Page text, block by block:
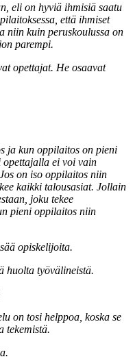
eli on hyviä ihmisiä saatu
että ihmiset
niin kuin peruskoulussa on
parempi.
opettajat. He osaavat
ja kun oppilaitos on pieni
opettajalla ei voi vain
on iso oppilaitos niin
kaikki talousasiat. Jollain
joku tekee
pieni oppilaitos niin
opiskelijoita.
huolta työvälineistä.
on tosi helppoa, koska se
tekemistä.